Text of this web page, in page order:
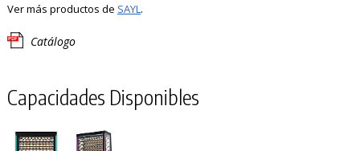
Ver más productos de SAYL.
Catálogo
Capacidades Disponibles